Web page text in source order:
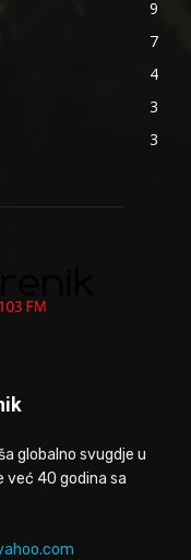
9
7
4
3
3
globalno svugdje u
već 40 godina sa